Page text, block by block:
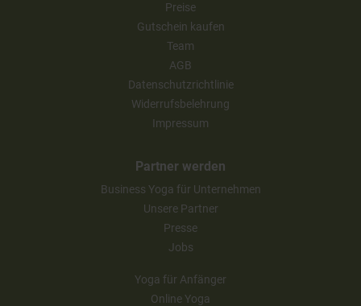
Preise
Gutschein kaufen
Team
AGB
Datenschutzrichtlinie
Widerrufsbelehrung
Impressum
Partner werden
Business Yoga für Unternehmen
Unsere Partner
Presse
Jobs
Yoga für Anfänger
Online Yoga